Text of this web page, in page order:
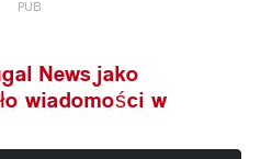
News jako
wiadomości w